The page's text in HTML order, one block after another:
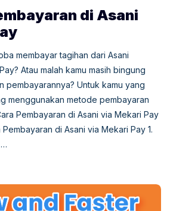
di Asani
membayar tagihan dari Asani
Atau malah kamu masih bingung
pembayarannya? Untuk kamu yang
menggunakan metode pembayaran
Pembayaran di Asani via Mekari Pay
di Asani via Mekari Pay 1.
…